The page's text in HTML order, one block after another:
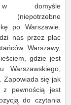
domyśle
(niepotrzebne
po Warszawie.
nas przez plac
Warszawy,
gdzie jest
Warszawskiego,
Zapowiada się jak
pewnością jest
do czytania